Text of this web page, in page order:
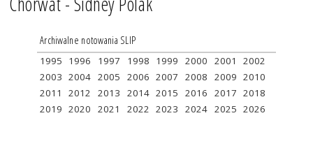
Archiwalne notowania SLIP
1995 1996 1997 1998 1999 2000 2001
2002
2003 2004 2005 2006 2007 2008 2009 2010
2011
2012 2013 2014 2015 2016 2017 2018
2019 2020 2021 2022 2023 2024 2025 2026